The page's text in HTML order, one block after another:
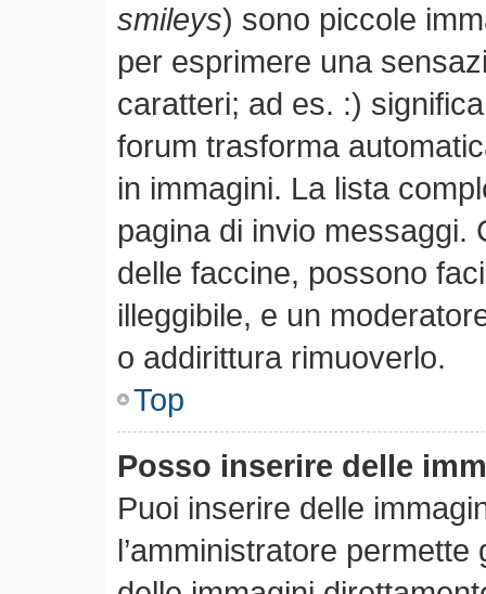
smileys) sono piccole
per esprimere una
caratteri; ad es. :)
forum trasforma
in immagini. La lista
pagina di invio messaggi.
delle faccine, possono
illeggibile, e un
o addirittura rimuoverlo.
Top
Posso inserire delle
Puoi inserire delle
l’amministratore